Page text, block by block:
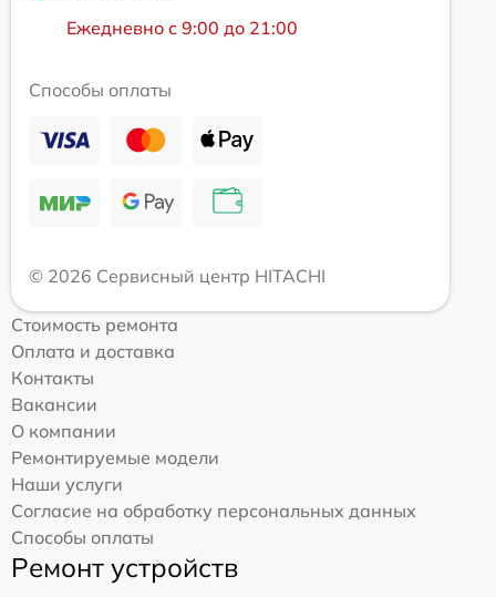
Ежедневно с 9:00 до 21:00
Способы оплаты
© 2026 Сервисный центр HITACHI
Стоимость ремонта
Оплата и доставка
Контакты
Вакансии
О компании
Ремонтируемые модели
Наши услуги
Согласие на обработку персональных данных
Способы оплаты
Ремонт устройств